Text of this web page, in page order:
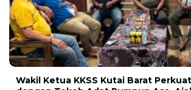
Wakil Ketua KKSS Kutai Barat